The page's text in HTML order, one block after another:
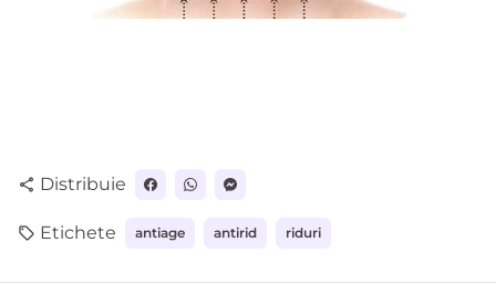
share Distribuie
local_offer Etichete antiage antirid riduri